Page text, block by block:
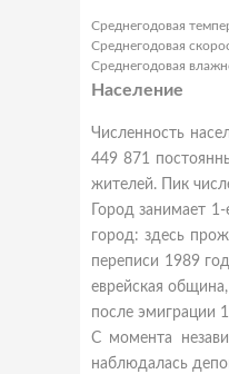
Среднегодовая
Среднегодовая
Среднегодовая
Население
Численность
449 871
жителей. Пик
Город занимает
город: здесь
переписи 1989
еврейская
после эмиграции
С момента
наблюдалась